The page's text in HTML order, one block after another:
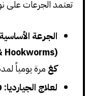
تعتمد الجرعات على
الجرعة
(Roundworms & Hookworms):
كغ مرة يومياً
لعلاج الجيارديا: